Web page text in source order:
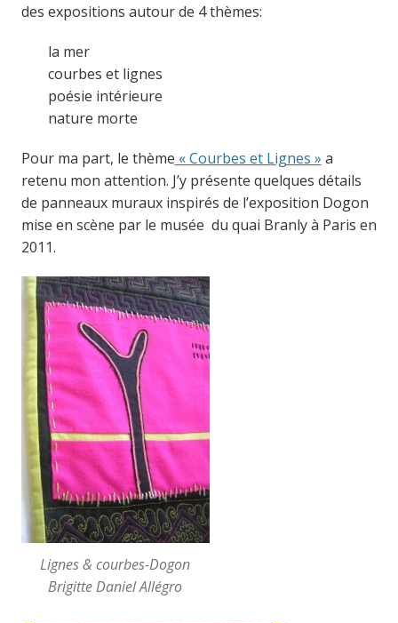
des expositions autour de 4 thèmes:
la mer
courbes et lignes
poésie intérieure
nature morte
Pour ma part, le thème « Courbes et Lignes » a
retenu mon attention. J’y présente quelques détails
de panneaux muraux inspirés de l’exposition Dogon
mise en scène par le musée du quai Branly à Paris en
2011.
Lignes & courbes-Dogon
Brigitte Daniel Allégro